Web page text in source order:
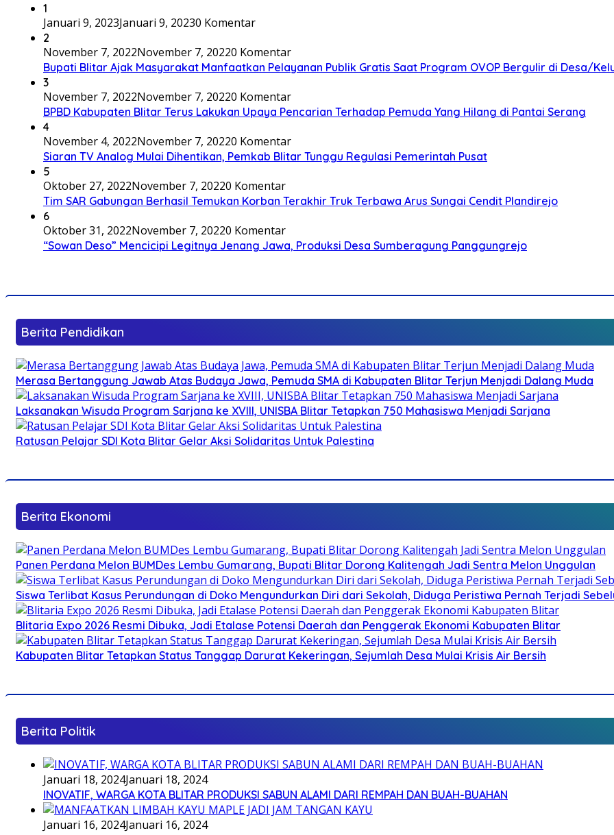
1
Januari 9, 2023Januari 9, 20230 Komentar
2
November 7, 2022November 7, 20220 Komentar
Bupati Blitar Ajak Masyarakat Manfaatkan Pelayanan Publik Gratis Saat Program OVOP Bergulir di Desa/
3
November 7, 2022November 7, 20220 Komentar
BPBD Kabupaten Blitar Terus Lakukan Upaya Pencarian Terhadap Pemuda Yang Hilang di Pantai Serang
4
November 4, 2022November 7, 20220 Komentar
Siaran TV Analog Mulai Dihentikan, Pemkab Blitar Tunggu Regulasi Pemerintah Pusat
5
Oktober 27, 2022November 7, 20220 Komentar
Tim SAR Gabungan Berhasil Temukan Korban Terakhir Truk Terbawa Arus Sungai Cendit Plandirejo
6
Oktober 31, 2022November 7, 20220 Komentar
“Sowan Deso” Mencicipi Legitnya Jenang Jawa, Produksi Desa Sumberagung Panggungrejo
Berita Pendidikan
Merasa Bertanggung Jawab Atas Budaya Jawa, Pemuda SMA di Kabupaten Blitar Terjun Menjadi Dalang Muda
Laksanakan Wisuda Program Sarjana ke XVIII, UNISBA Blitar Tetapkan 750 Mahasiswa Menjadi Sarjana
Ratusan Pelajar SDI Kota Blitar Gelar Aksi Solidaritas Untuk Palestina
Berita Ekonomi
Panen Perdana Melon BUMDes Lembu Gumarang, Bupati Blitar Dorong Kalitengah Jadi Sentra Melon Unggulan
Siswa Terlibat Kasus Perundungan di Doko Mengundurkan Diri dari Sekolah, Diduga Peristiwa Pernah Terjadi
Blitaria Expo 2026 Resmi Dibuka, Jadi Etalase Potensi Daerah dan Penggerak Ekonomi Kabupaten Blitar
Kabupaten Blitar Tetapkan Status Tanggap Darurat Kekeringan, Sejumlah Desa Mulai Krisis Air Bersih
Berita Politik
Januari 18, 2024Januari 18, 2024
INOVATIF, WARGA KOTA BLITAR PRODUKSI SABUN ALAMI DARI REMPAH DAN BUAH-BUAHAN
Januari 16, 2024Januari 16, 2024